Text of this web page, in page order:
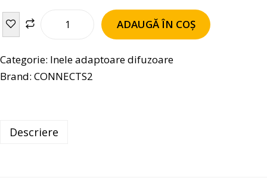
ADAUGĂ ÎN COȘ
Categorie: Inele adaptoare difuzoare
Brand: CONNECTS2
Descriere